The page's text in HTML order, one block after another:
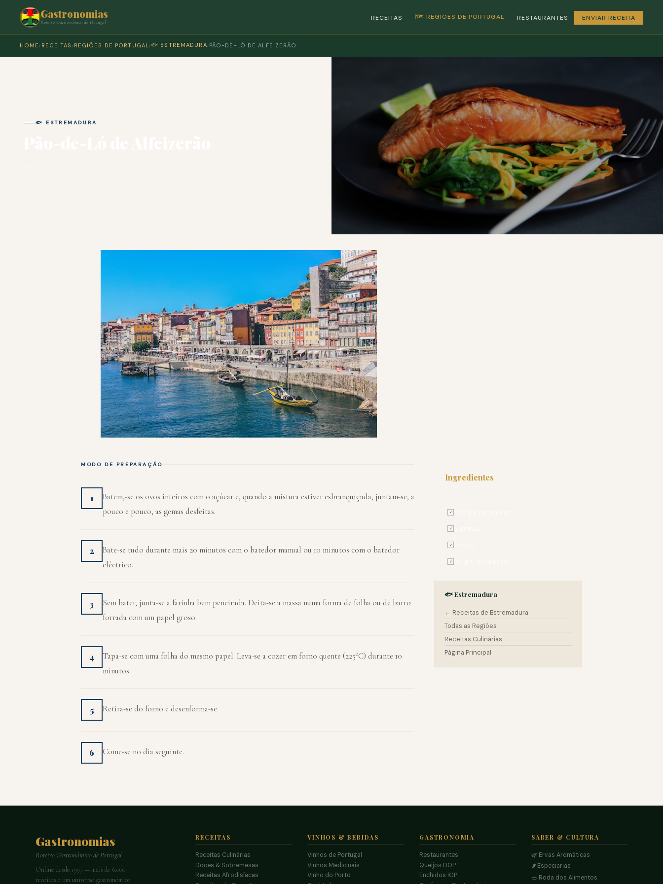
Gastronomias
Roteiro Gastronómico de Portugal
RECEITAS 🗺️ REGIÕES DE PORTUGAL RESTAURANTES ENVIAR RECEITA
HOME › RECEITAS › REGIÕES DE PORTUGAL›🐟 ESTREMADURA› PÃO-DE-LÓ DE ALFEIZERÃO
🐟 ESTREMADURA
MODO DE PREPARAÇÃO
1
Batem,-se os ovos inteiros com o açúcar e, quando a mistura estiver esbranquiçada, juntam-se, a
pouco e pouco, as gemas desfeitas.
2
Bate-se tudo durante mais 20 minutos com o batedor manual ou 10 minutos com o batedor
eléctrico.
3
Sem bater, junta-se a farinha bem peneirada. Deita-se a massa numa forma de folha ou de barro
forrada com um papel groso.
4
Tapa-se com uma folha do mesmo papel. Leva-se a cozer em forno quente (225ºC) durante 10
minutos.
5 Retira-se do forno e desenforma-se.
6 Come-se no dia seguinte.
Ingredientes
✓
✓
✓
✓
🐟 Estremadura
← Receitas de Estremadura
Todas as Regiões
Receitas Culinárias
Página Principal
Gastronomias
Roteiro Gastronómico de Portugal
Online desde 1997 — mais de 6.000
receitas e um universo gastronómico
RECEITAS
Receitas Culinárias
Doces & Sobremesas
Receitas Afrodisíacas
VINHOS & BEBIDAS
Vinhos de Portugal
Vinhos Medicinais
Vinho do Porto
GASTRONOMIA
Restaurantes
Queijos DOP
Enchidos IGP
SABER & CULTURA
🌿 Ervas Aromáticas
🌶️ Especiarias
🥗 Roda dos Alimentos